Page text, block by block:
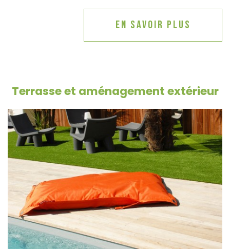
En savoir plus
Terrasse et aménagement extérieur